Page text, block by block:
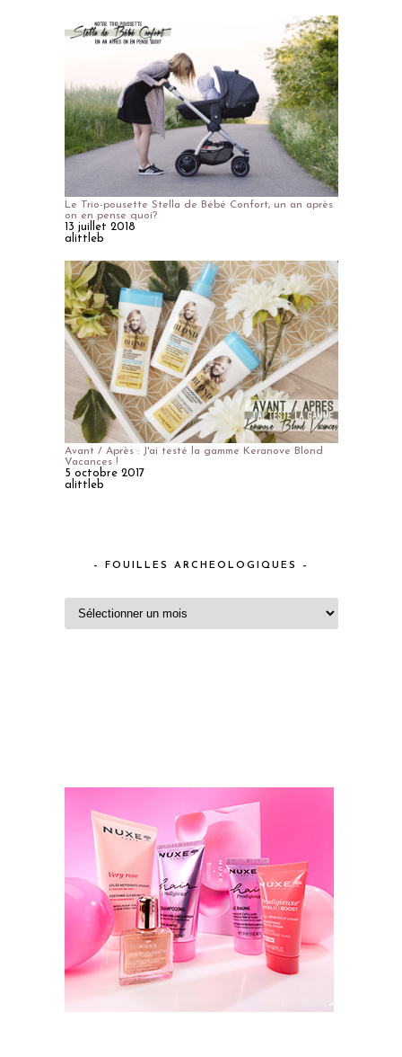
Le Trio-pousette Stella de Bébé Confort, un an après
on en pense quoi?
13 juillet 2018
alittleb
Avant / Après : J'ai testé la gamme Keranove Blond
Vacances !
5 octobre 2017
alittleb
– FOUILLES ARCHEOLOGIQUES –